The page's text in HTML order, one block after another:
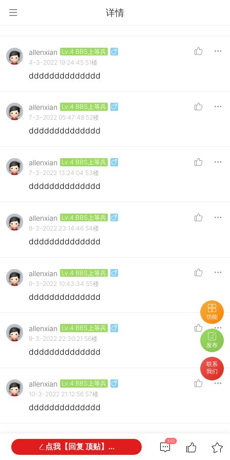
详情
功能
发布
联系
我们
allenxian
Lv.4 BBS上等兵
4-3-2022 19:24:45 51楼
dddddddddddddd
allenxian
Lv.4 BBS上等兵
7-3-2022 05:47:48 52楼
dddddddddddddd
allenxian
Lv.4 BBS上等兵
7-3-2022 13:24:04 53楼
dddddddddddddd
allenxian
Lv.4 BBS上等兵
8-3-2022 23:14:46 54楼
dddddddddddddd
allenxian
Lv.4 BBS上等兵
9-3-2022 10:43:34 55楼
dddddddddddddd
allenxian
Lv.4 BBS上等兵
9-3-2022 22:30:21 56楼
dddddddddddddd
allenxian
Lv.4 BBS上等兵
10-3-2022 21:12:56 57楼
dddddddddddddd
allenxian Lv.4 BBS上等兵
13-3-2022 09:24:13 58楼
510
点我【回复 顶贴】...